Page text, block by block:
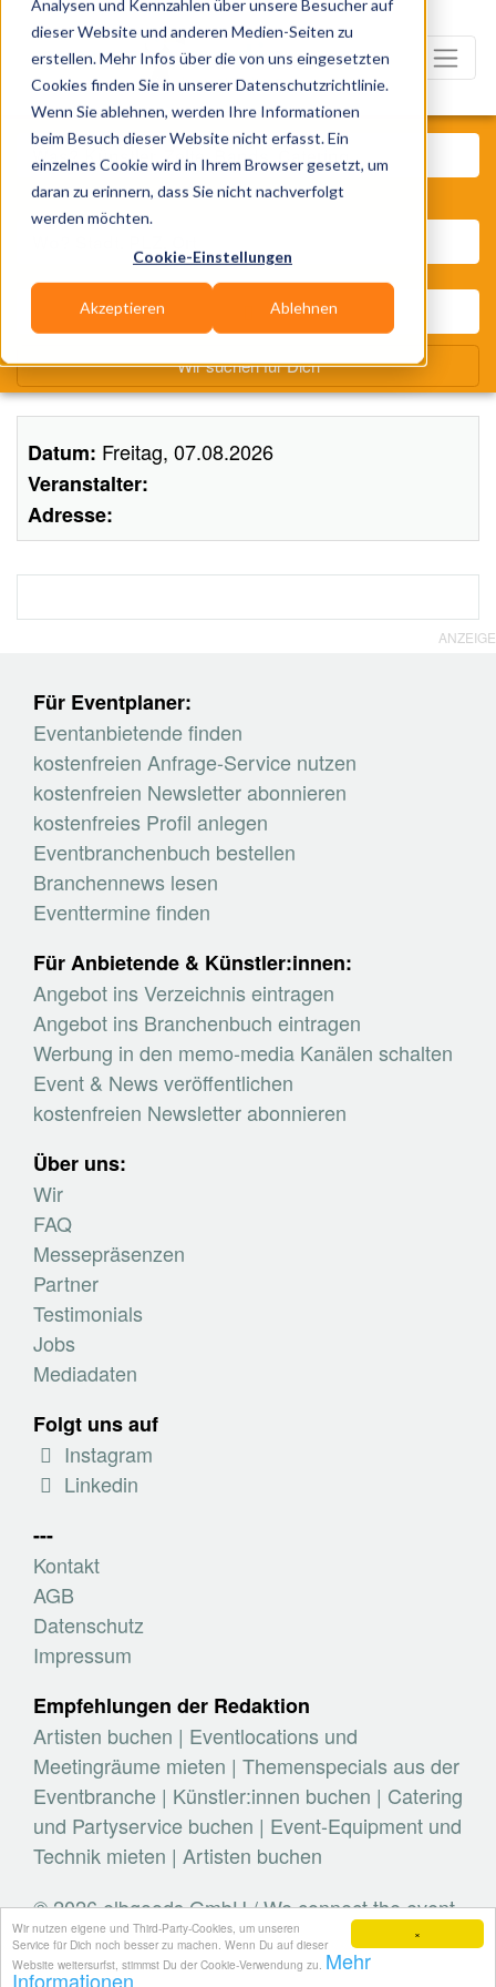
×
Wir nutzen eigene und Third-Party-Cookies, um unseren
Service für Dich noch besser zu machen. Wenn Du auf dieser
Website weitersurfst, stimmst Du der Cookie-Verwendung zu. Mehr
Informationen
Analysen und Kennzahlen über unsere Besucher auf
dieser Website und anderen Medien-Seiten zu
erstellen. Mehr Infos über die von uns eingesetzten
Cookies finden Sie in unserer Datenschutzrichtlinie.
Wenn Sie ablehnen, werden Ihre Informationen
beim Besuch dieser Website nicht erfasst. Ein
einzelnes Cookie wird in Ihrem Browser gesetzt, um
daran zu erinnern, dass Sie nicht nachverfolgt
werden möchten.
Cookie-Einstellungen
Akzeptieren Ablehnen
Datum: Freitag, 07.08.2026
Veranstalter:
Adresse:
Was? Künstler, Zelte,
Wir suchen für Dich
ANZEIGE
Für Eventplaner:
Eventanbietende finden
kostenfreien Anfrage-Service nutzen
kostenfreien Newsletter abonnieren
kostenfreies Profil anlegen
Eventbranchenbuch bestellen
Branchennews lesen
Eventtermine finden
Für Anbietende & Künstler:innen:
Angebot ins Verzeichnis eintragen
Angebot ins Branchenbuch eintragen
Werbung in den memo-media Kanälen schalten
Event & News veröffentlichen
kostenfreien Newsletter abonnieren
Über uns:
Wir
FAQ
Messepräsenzen
Partner
Testimonials
Jobs
Mediadaten
Folgt uns auf
Instagram
Linkedin
---
Kontakt
AGB
Datenschutz
Impressum
Empfehlungen der Redaktion
Artisten buchen | Eventlocations und
Meetingräume mieten | Themenspecials aus der
Eventbranche | Künstler:innen buchen | Catering
und Partyservice buchen | Event-Equipment und
Technik mieten | Artisten buchen
© 2026 elbgoods GmbH / We connect the event
industry / Medienvielfalt für die Eventplanung /
Eventbranchenbuch, Blog, Magazin und mehr